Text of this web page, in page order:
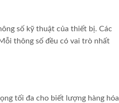
số kỹ thuật của thiết bị. Các
thông số đều có vai trò nhất
tối đa cho biết lượng hàng hóa